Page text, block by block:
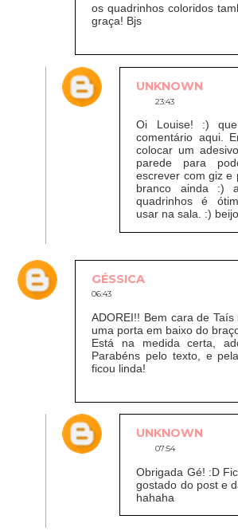
os quadrinhos coloridos
graça! Bjs
UNKNOWN
23:43
Oi Louise! :)
comentário aqui.
colocar um
parede para
escrever com giz e
branco ainda :)
quadrinhos é
usar na sala. :)
GÉSSICA
06:43
ADOREI!! Bem cara de
uma porta em baixo do
Está na medida certa,
Parabéns pelo texto, e
ficou linda!
UNKNOWN
07:54
Obrigada Gé! :D
gostado do post e
hahaha